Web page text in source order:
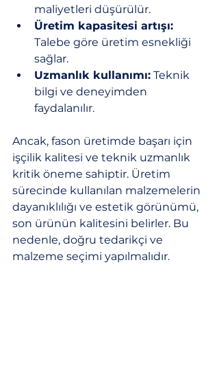
maliyetleri düşürülür.
Üretim kapasitesi artışı:
Talebe göre üretim esnekliği
sağlar.
Uzmanlık kullanımı: Teknik
bilgi ve deneyimden
faydalanılır.
Ancak, fason üretimde başarı için
işçilik kalitesi ve teknik uzmanlık
kritik öneme sahiptir. Üretim
sürecinde kullanılan malzemelerin
dayanıklılığı ve estetik görünümü,
son ürünün kalitesini belirler. Bu
nedenle, doğru tedarikçi ve
malzeme seçimi yapılmalıdır.